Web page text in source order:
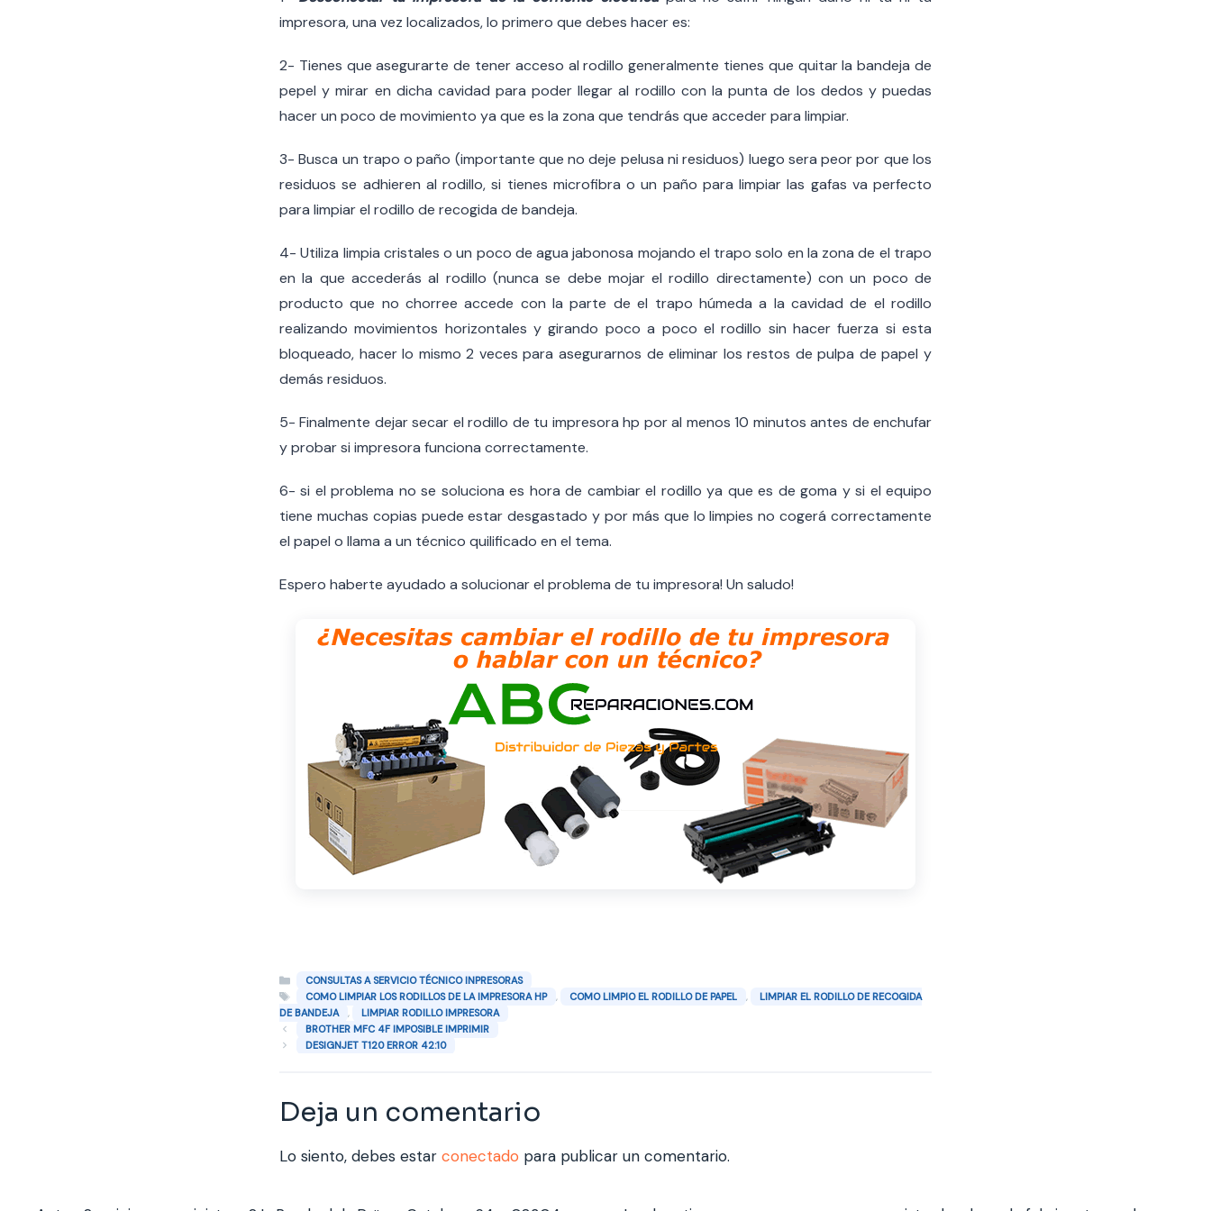
impresora, una vez localizados, lo primero que debes hacer es:
2- Tienes que asegurarte de tener acceso al rodillo generalmente tienes que quitar la bandeja de
pepel y mirar en dicha cavidad para poder llegar al rodillo con la punta de los dedos y puedas
hacer un poco de movimiento ya que es la zona que tendrás que acceder para limpiar.
3- Busca un trapo o paño (importante que no deje pelusa ni residuos) luego sera peor por que los
residuos se adhieren al rodillo, si tienes microfibra o un paño para limpiar las gafas va perfecto
para limpiar el rodillo de recogida de bandeja.
4- Utiliza limpia cristales o un poco de agua jabonosa mojando el trapo solo en la zona de el trapo
en la que accederás al rodillo (nunca se debe mojar el rodillo directamente) con un poco de
producto que no chorree accede con la parte de el trapo húmeda a la cavidad de el rodillo
realizando movimientos horizontales y girando poco a poco el rodillo sin hacer fuerza si esta
bloqueado, hacer lo mismo 2 veces para asegurarnos de eliminar los restos de pulpa de papel y
demás residuos.
5- Finalmente dejar secar el rodillo de tu impresora hp por al menos 10 minutos antes de enchufar
y probar si impresora funciona correctamente.
6- si el problema no se soluciona es hora de cambiar el rodillo ya que es de goma y si el equipo
tiene muchas copias puede estar desgastado y por más que lo limpies no cogerá correctamente
el papel o llama a un técnico quilificado en el tema.
Espero haberte ayudado a solucionar el problema de tu impresora! Un saludo!
Categorías
CONSULTAS A SERVICIO TÉCNICO INPRESORAS
Etiquetas
COMO LIMPIAR LOS RODILLOS DE LA IMPRESORA HP , COMO LIMPIO EL RODILLO DE PAPEL ,
LIMPIAR EL RODILLO DE RECOGIDA
DE BANDEJA
,
LIMPIAR RODILLO IMPRESORA
BROTHER MFC 4F IMPOSIBLE IMPRIMIR
DESIGNJET T120 ERROR 42:10
Deja un comentario
Lo siento, debes estar conectado para publicar un comentario.